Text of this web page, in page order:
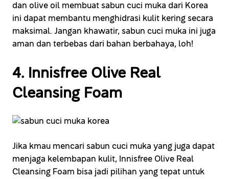
dan olive oil membuat sabun cuci muka dari Korea
ini dapat membantu menghidrasi kulit kering secara
maksimal. Jangan khawatir, sabun cuci muka ini juga
aman dan terbebas dari bahan berbahaya, loh!
4. Innisfree Olive Real
Cleansing Foam
Jika kmau mencari sabun cuci muka yang juga dapat
menjaga kelembapan kulit, Innisfree Olive Real
Cleansing Foam bisa jadi pilihan yang tepat untuk